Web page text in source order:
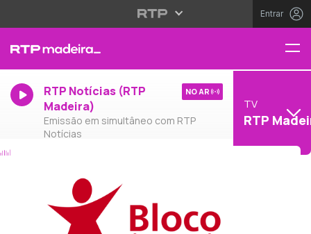
Entrar
RTP Notícias (RTP
Madeira)
Emissão em simultâneo com RTP
Notícias
NO AR
TV
RTP